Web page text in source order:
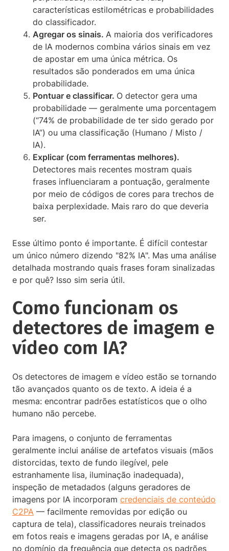
características estilométricas e probabilidades
do classificador.
Agregar os sinais. A maioria dos verificadores
de IA modernos combina vários sinais em vez
de apostar em uma única métrica. Os
resultados são ponderados em uma única
probabilidade.
Pontuar e classificar. O detector gera uma
probabilidade — geralmente uma porcentagem
(“74% de probabilidade de ter sido gerado por
IA”) ou uma classificação (Humano / Misto /
IA).
Explicar (com ferramentas melhores).
Detectores mais recentes mostram quais
frases influenciaram a pontuação, geralmente
por meio de códigos de cores para trechos de
baixa perplexidade. Mais raro do que deveria
ser.
Esse último ponto é importante. É difícil contestar
um único número dizendo "82% IA". Mas uma análise
detalhada mostrando quais frases foram sinalizadas
e por quê? Isso sim seria útil.
Como funcionam os
detectores de imagem e
vídeo com IA?
Os detectores de imagem e vídeo estão se tornando
tão avançados quanto os de texto. A ideia é a
mesma: encontrar padrões estatísticos que o olho
humano não percebe.
Para imagens, o conjunto de ferramentas
geralmente inclui análise de artefatos visuais (mãos
distorcidas, texto de fundo ilegível, pele
estranhamente lisa, iluminação inadequada),
inspeção de metadados (alguns geradores de
imagens por IA incorporam credenciais de conteúdo
C2PA — facilmente removidas por edição ou
captura de tela), classificadores neurais treinados
em fotos reais e imagens geradas por IA, e análise
no domínio da frequência que detecta os padrões